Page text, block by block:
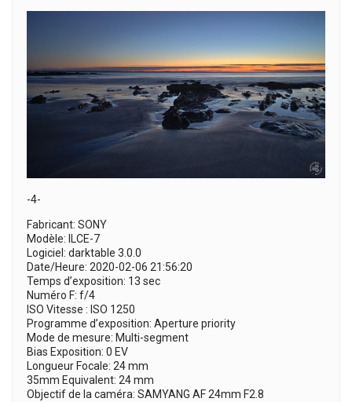
-4-
Fabricant: SONY
Modèle: ILCE-7
Logiciel: darktable 3.0.0
Date/Heure: 2020-02-06 21:56:20
Temps d’exposition: 13 sec
Numéro F: f/4
ISO Vitesse : ISO 1250
Programme d’exposition: Aperture priority
Mode de mesure: Multi-segment
Bias Exposition: 0 EV
Longueur Focale: 24 mm
35mm Equivalent: 24 mm
Objectif de la caméra: SAMYANG AF 24mm F2.8